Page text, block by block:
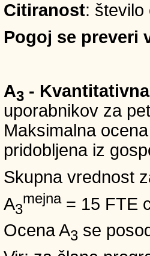
Citiranost: število
Pogoj se preveri
A3 -
uporabnikov za
Maksimalna
pridobljena iz
Skupna vrednost
A3
mejna= 15 FTE
Ocena A3 se